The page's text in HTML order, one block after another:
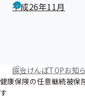
平成26年11月
協会けんぽTOPお知
健康保険の任意継続被保
す